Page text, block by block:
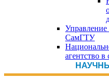
Управление
СамГТУ
агентство в